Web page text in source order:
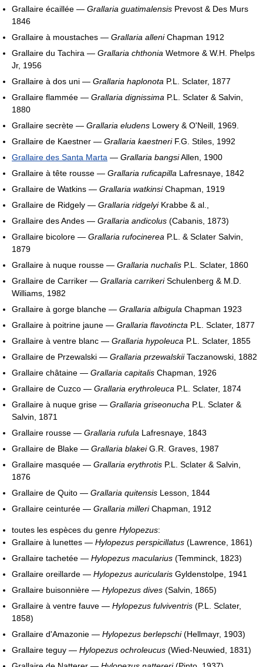
Grallaire écaillée — Grallaria guatimalensis Prevost & Des Murs
1846
Grallaire à moustaches — Grallaria alleniChapman 1912
Grallaire du Tachira — Grallaria chthonia Wetmore & W.H. Phelps
Jr, 1956
Grallaire à dos uni — Grallaria haplonota P.L. Sclater, 1877
Grallaire flammée — Grallaria dignissima P.L. Sclater & Salvin,
1880
Grallaire secrète — Grallaria eludens Lowery & O'Neill, 1969.
Grallaire de Kaestner — Grallaria kaestneriF.G. Stiles, 1992
Grallaire des Santa Marta — Grallaria bangsiAllen, 1900
Grallaire à tête rousse — Grallaria ruficapilla Lafresnaye, 1842
Grallaire de Watkins — Grallaria watkinsiChapman, 1919
Grallaire de Ridgely — Grallaria ridgelyiKrabbe & al.,
Grallaire des Andes — Grallaria andicolus (Cabanis, 1873)
Grallaire bicolore — Grallaria rufocinerea P.L. & Sclater Salvin,
1879
Grallaire à nuque rousse — Grallaria nuchalis P.L. Sclater, 1860
Grallaire de Carriker — Grallaria carrikeriSchulenberg & M.D.
Williams, 1982
Grallaire à gorge blanche — Grallaria albigula Chapman 1923
Grallaire à poitrine jaune — Grallaria flavotincta P.L. Sclater, 1877
Grallaire à ventre blanc — Grallaria hypoleuca P.L. Sclater, 1855
Grallaire de Przewalski — Grallaria przewalskiiTaczanowski, 1882
Grallaire châtaine — Grallaria capitalis Chapman, 1926
Grallaire de Cuzco — Grallaria erythroleuca P.L. Sclater, 1874
Grallaire à nuque grise — Grallaria griseonucha P.L. Sclater &
Salvin, 1871
Grallaire rousse — Grallaria rufula Lafresnaye, 1843
Grallaire de Blake — Grallaria blakeiG.R. Graves, 1987
Grallaire masquée — Grallaria erythrotis P.L. Sclater & Salvin,
1876
Grallaire de Quito — Grallaria quitensis Lesson, 1844
Grallaire ceinturée — Grallaria milleriChapman, 1912
toutes les espèces du genre Hylopezus:
Grallaire à lunettes — Hylopezus perspicillatus (Lawrence, 1861)
Grallaire tachetée — Hylopezus macularius (Temminck, 1823)
Grallaire oreillarde — Hylopezus auricularis Gyldenstolpe, 1941
Grallaire buisonnière — Hylopezus dives (Salvin, 1865)
Grallaire à ventre fauve — Hylopezus fulviventris (P.L. Sclater,
1858)
Grallaire d'Amazonie — Hylopezus berlepschi(Hellmayr, 1903)
Grallaire teguy — Hylopezus ochroleucus (Wied-Neuwied, 1831)